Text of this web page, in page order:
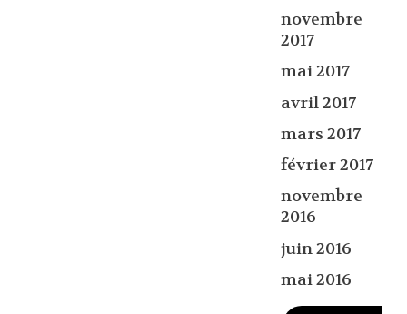
novembre
2017
mai 2017
avril 2017
mars 2017
février 2017
novembre
2016
juin 2016
mai 2016